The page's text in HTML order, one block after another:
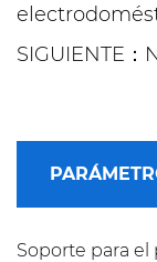
SIGUIENTE
Soporte para